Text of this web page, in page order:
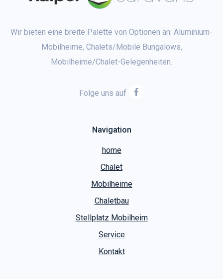
Wir bieten eine breite Palette von Optionen an: Aluminium-
Mobilheime, Chalets/Mobile Bungalows,
Mobilheime/Chalet-Gelegenheiten.
Folge uns auf
Navigation
home
Chalet
Mobilheime
Chaletbau
Stellplatz Mobilheim
Service
Kontakt